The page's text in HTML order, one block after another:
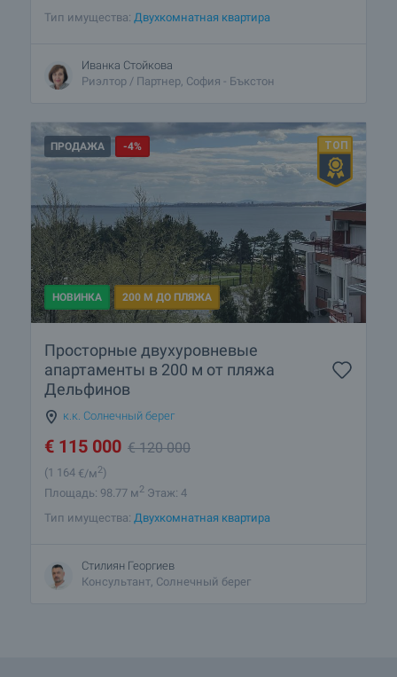
Тип имущества: Двухкомнатная квартира
Иванка Стойкова
Риэлтор / Партнер, София - Бъкстон
ПРОДАЖА -4%
НОВИНКА 200 М ДО ПЛЯЖА
Просторные двухуровневые
апартаменты в 200 м от пляжа
Дельфинов
к.к. Солнечный берег
€ 115 000 €120 000
(1 164 €/м2)
Площадь: 98.77 м2 Этаж: 4
Тип имущества: Двухкомнатная квартира
Стилиян Георгиев
Консультант, Солнечный берег